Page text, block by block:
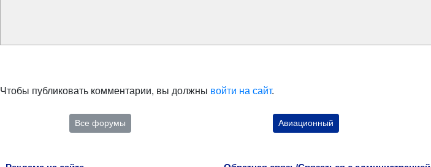
Чтобы публиковать комментарии, вы должны войти на сайт.
Все форумы Авиационный